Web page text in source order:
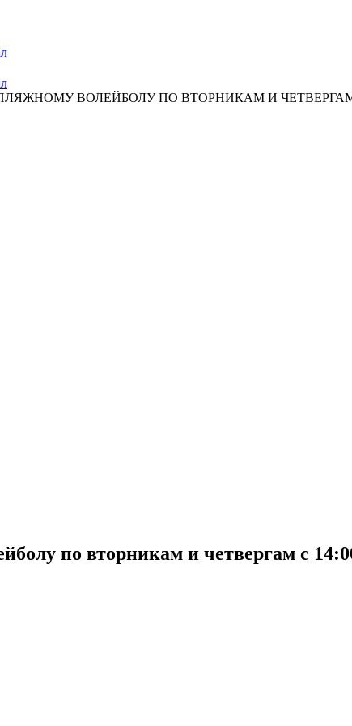
ВОЛЕЙБОЛУ ПО ВТОРНИКАМ И ЧЕТВЕРГАМ
по вторникам и четвергам с